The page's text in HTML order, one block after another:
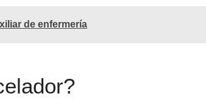
de enfermería